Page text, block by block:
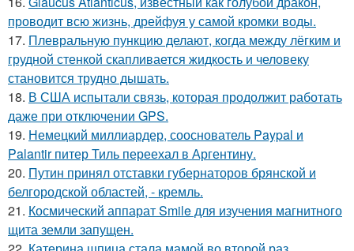
проводит всю жизнь, дрейфуя у самой кромки воды.
17. Плевральную пункцию делают, когда между лёгким и
грудной стенкой скапливается жидкость и человеку
становится трудно дышать.
18. В США испытали связь, которая продолжит работать
даже при отключении GPS.
19. Немецкий миллиардер, сооснователь Paypal и
Palantir питер Тиль переехал в Аргентину.
20. Путин принял отставки губернаторов брянской и
белгородской областей, - кремль.
21. Космический аппарат Smile для изучения магнитного
щита земли запущен.